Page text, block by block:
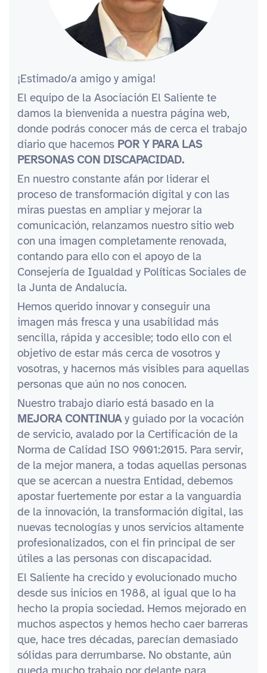
¡Estimado/a amigo y amiga!
El equipo de la Asociación El Saliente te
damos la bienvenida a nuestra página web,
donde podrás conocer más de cerca el trabajo
diario que hacemos POR Y PARA LAS
PERSONAS CON DISCAPACIDAD.
En nuestro constante afán por liderar el
proceso de transformación digital y con las
miras puestas en ampliar y mejorar la
comunicación, relanzamos nuestro sitio web
con una imagen completamente renovada,
contando para ello con el apoyo de la
Consejería de Igualdad y Políticas Sociales de
la Junta de Andalucía.
Hemos querido innovar y conseguir una
imagen más fresca y una usabilidad más
sencilla, rápida y accesible; todo ello con el
objetivo de estar más cerca de vosotros y
vosotras, y hacernos más visibles para aquellas
personas que aún no nos conocen.
Nuestro trabajo diario está basado en la
MEJORA CONTINUAy guiado por la vocación
de servicio, avalado por la Certificación de la
Norma de Calidad ISO 9001:2015. Para servir,
de la mejor manera, a todas aquellas personas
que se acercan a nuestra Entidad, debemos
apostar fuertemente por estar a la vanguardia
de la innovación, la transformación digital, las
nuevas tecnologías y unos servicios altamente
profesionalizados, con el fin principal de ser
útiles a las personas con discapacidad.
El Saliente ha crecido y evolucionado mucho
desde sus inicios en 1988, al igual que lo ha
hecho la propia sociedad. Hemos mejorado en
muchos aspectos y hemos hecho caer barreras
que, hace tres décadas, parecían demasiado
sólidas para derrumbarse. No obstante, aún